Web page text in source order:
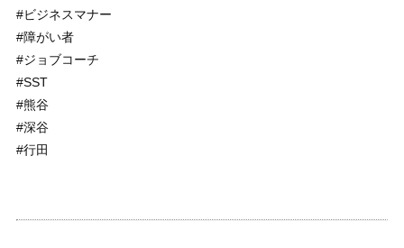
#ビジネスマナー
#障がい者
#ジョブコーチ
#SST
#熊谷
#深谷
#行田